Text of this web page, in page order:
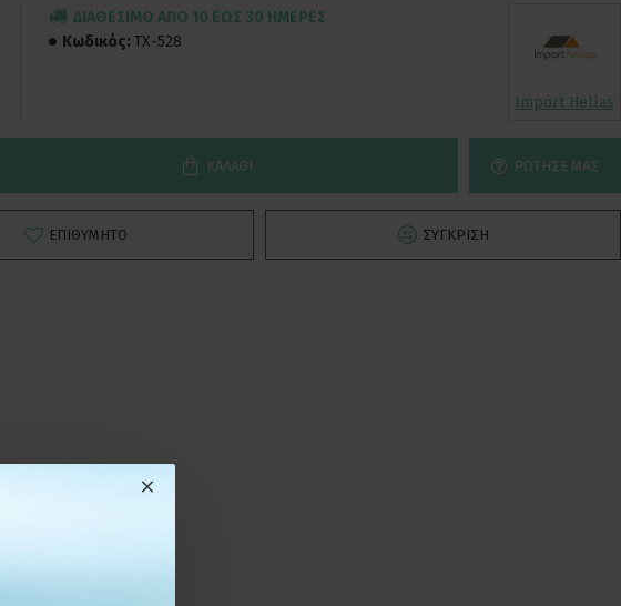
ΔΙΑΘΈΣΙΜΟ ΑΠΌ 10 ΈΩΣ 30 ΗΜΈΡΕΣ
Κωδικός: TX-528
Import Hellas
ΚΑΛΆΘΙ ΡΏΤΗΣΕ ΜΑΣ
ΕΠΙΘΥΜΗΤΌ ΣΎΓΚΡΙΣΗ